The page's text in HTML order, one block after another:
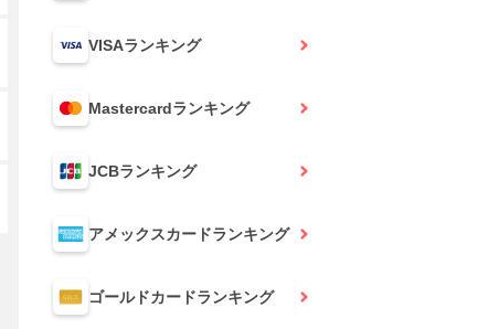
VISAランキング
Mastercardランキング
JCBランキング
アメックスカードランキング
ゴールドカードランキング